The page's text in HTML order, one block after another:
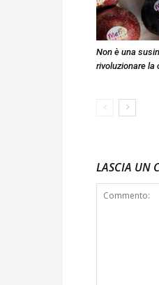
Non è una
rivoluzionare la
LASCIA UN